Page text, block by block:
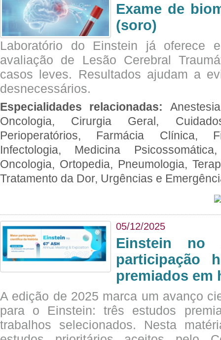
Exame de
(soro)
Laboratório do Einstein já oferece
avaliação de Lesão Cerebral
casos leves. Resultados ajudam a
desnecessários.
Especialidades relacionadas:
Oncologia, Cirurgia Geral,
Perioperatórios, Farmácia Clínica,
Infectologia, Medicina
Oncologia, Ortopedia, Pneumologia,
Tratamento da Dor, Urgências e
05/12/2025
Einstein no
participação
premiados em
A edição de 2025 marca um avanço
para o Einstein: três estudos
trabalhos selecionados. Nesta